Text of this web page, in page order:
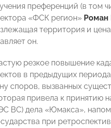
преференций (в том
«ФСК регион» Роман
территория и
он.
резкое повышение
в предыдущих
споров, вызванных
привела к принятию
ВС) дела «Юмакса»,
при